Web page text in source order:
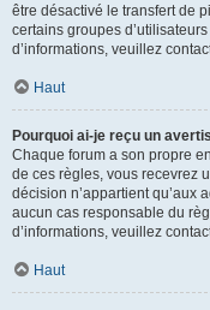
être désactivé le transfert de
certains groupes
d’informations, veuillez
Haut
Pourquoi ai-je reçu un
Chaque forum a son propre
de ces règles, vous recevrez
décision n’appartient qu’aux
aucun cas responsable du
d’informations, veuillez
Haut